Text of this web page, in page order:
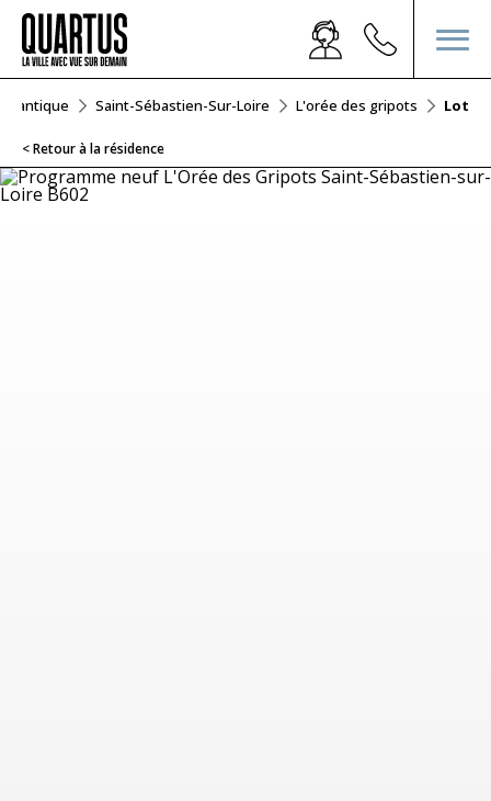
Saint-Sébastien-Sur-Loire L'orée des gripots Lot
< Retour à la résidence